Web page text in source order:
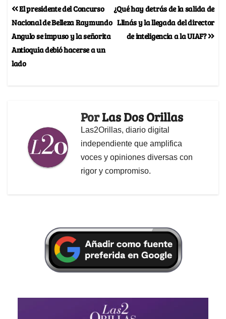
¿Qué hay detrás de la salida de
Llinás y la llegada del director
de inteligencia a la UIAF?
El presidente del Concurso
Nacional de Belleza Raymundo
Angulo se impuso y la señorita
Antioquia debió hacerse a un
lado
PorLas Dos Orillas
Las2Orillas, diario digital
independiente que amplifica
voces y opiniones diversas con
rigor y compromiso.